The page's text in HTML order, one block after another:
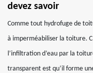
devez savoir
Comme tout hydrofuge de
à imperméabiliser la toiture.
l’infiltration d’eau par la
transparent est qu’il forme